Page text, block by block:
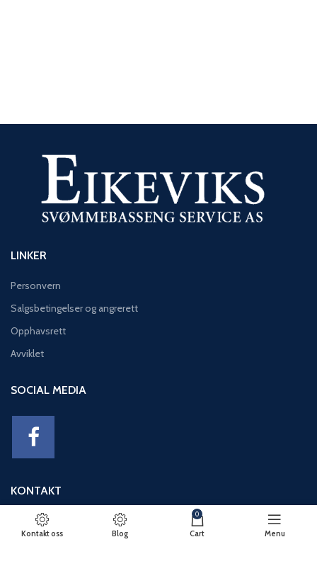
LINKER
Personvern
Salgsbetingelser og angrerett
Opphavsrett
Avviklet
SOCIAL MEDIA
KONTAKT
Adresse: Eikeviken 49, 5043 BERGEN
Telefon: 95 12 52 30
Kontakt oss Blog
0
Cart Menu